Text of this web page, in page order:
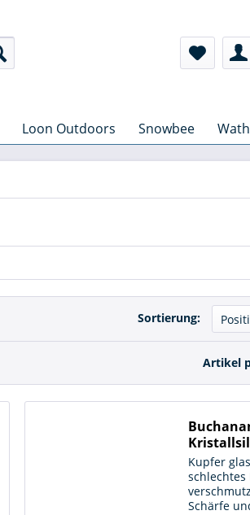
Loon Outdoors Snowbee
Sortierung:
Artikel
Kupfer
Schärfe